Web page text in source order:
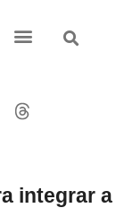
integrar a